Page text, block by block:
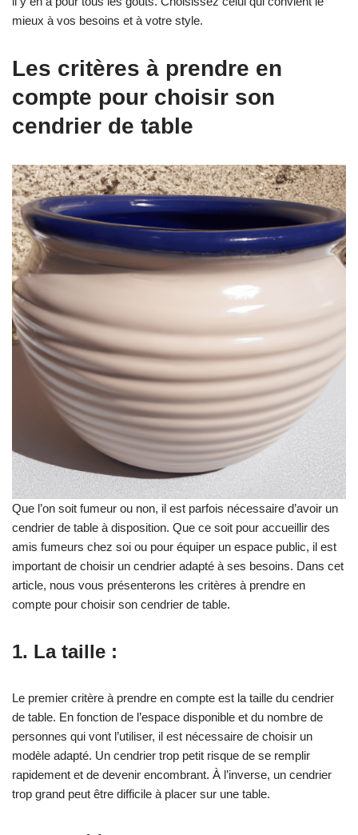
mieux à vos besoins et à votre style.
Les critères à prendre en
compte pour choisir son
cendrier de table
Que l’on soit fumeur ou non, il est parfois nécessaire d’avoir un
cendrier de table à disposition. Que ce soit pour accueillir des
amis fumeurs chez soi ou pour équiper un espace public, il est
important de choisir un cendrier adapté à ses besoins. Dans cet
article, nous vous présenterons les critères à prendre en
compte pour choisir son cendrier de table.
1. La taille :
Le premier critère à prendre en compte est la taille du cendrier
de table. En fonction de l’espace disponible et du nombre de
personnes qui vont l’utiliser, il est nécessaire de choisir un
modèle adapté. Un cendrier trop petit risque de se remplir
rapidement et de devenir encombrant. À l’inverse, un cendrier
trop grand peut être difficile à placer sur une table.